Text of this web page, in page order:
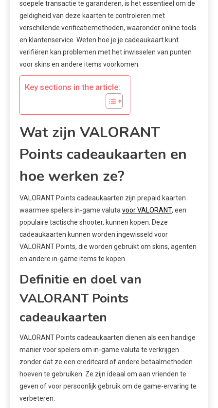
soepele transactie te garanderen, is het essentieel om de
geldigheid van deze kaarten te controleren met
verschillende verificatiemethoden, waaronder online tools
en klantenservice. Weten hoe je je cadeaukaart kunt
verifiëren kan problemen met het inwisselen van punten
voor skins en andere items voorkomen.
Key sections in the article:
Wat zijn VALORANT
Points cadeaukaarten en
hoe werken ze?
VALORANT Points cadeaukaarten zijn prepaid kaarten
waarmee spelers in-game valuta voor VALORANT, een
populaire tactische shooter, kunnen kopen. Deze
cadeaukaarten kunnen worden ingewisseld voor
VALORANT Points, die worden gebruikt om skins, agenten
en andere in-game items te kopen.
Definitie en doel van
VALORANT Points
cadeaukaarten
VALORANT Points cadeaukaarten dienen als een handige
manier voor spelers om in-game valuta te verkrijgen
zonder dat ze een creditcard of andere betaalmethoden
hoeven te gebruiken. Ze zijn ideaal om aan vrienden te
geven of voor persoonlijk gebruik om de game-ervaring te
verbeteren.